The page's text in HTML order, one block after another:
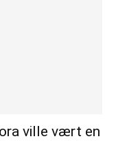
ville vært en